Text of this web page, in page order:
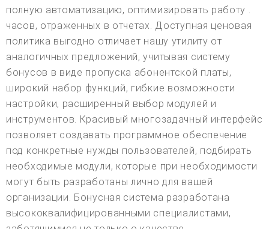
полную автоматизацию, оптимизировать работу .
часов, отраженных в отчетах. Доступная ценовая
политика выгодно отличает нашу утилиту от
аналогичных предложений, учитывая систему
бонусов в виде пропуска абонентской платы,
широкий набор функций, гибкие возможности
настройки, расширенный выбор модулей и
инструментов. Красивый многозадачный интерфейс
позволяет создавать программное обеспечение
под конкретные нужды пользователей, подбирать
необходимые модули, которые при необходимости
могут быть разработаны лично для вашей
организации. Бонусная система разработана
высококвалифицированными специалистами,